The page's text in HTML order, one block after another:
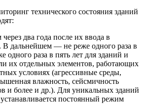
технического состояния зданий
два года после их ввода в
В дальнейшем — не реже одного раза в
одного раза в пять лет для зданий и
их отдельных элементов, работающих
условиях (агрессивные среды,
влажность, сейсмичность
и более и др.). Для уникальных зданий
постоянный режим